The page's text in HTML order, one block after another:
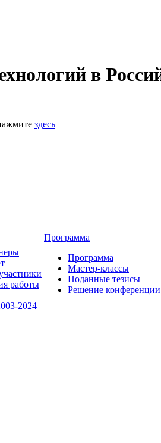
в
здесь
работы
2024
Программа
Программа
Мастер-классы
Поданные тезисы
Решение конференции